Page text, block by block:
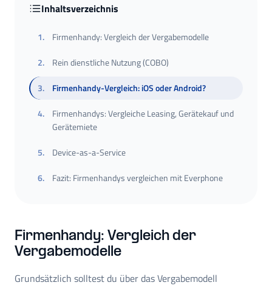
Inhaltsverzeichnis
1.
Firmenhandy: Vergleich der Vergabemodelle
2.
Rein dienstliche Nutzung (COBO)
3.
Firmenhandy-Vergleich: iOS oder Android?
4.
Firmenhandys: Vergleiche Leasing, Gerätekauf und
Gerätemiete
5.
Device-as-a-Service
6. Fazit: Firmenhandys vergleichen mit Everphone
Firmenhandy: Vergleich der
Vergabemodelle
Grundsätzlich solltest du über das Vergabemodell